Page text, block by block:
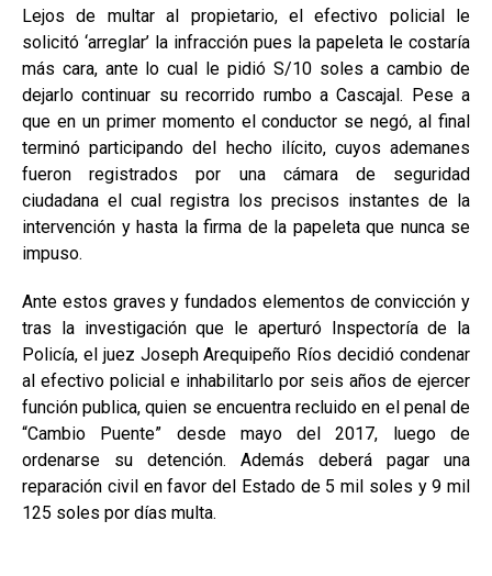
Lejos de multar al propietario, el efectivo policial le
solicitó ‘arreglar’ la infracción pues la papeleta le costaría
más cara, ante lo cual le pidió S/10 soles a cambio de
dejarlo continuar su recorrido rumbo a Cascajal. Pese a
que en un primer momento el conductor se negó, al final
terminó participando del hecho ilícito, cuyos ademanes
fueron registrados por una cámara de seguridad
ciudadana el cual registra los precisos instantes de la
intervención y hasta la firma de la papeleta que nunca se
impuso.
Ante estos graves y fundados elementos de convicción y
tras la investigación que le aperturó Inspectoría de la
Policía, el juez Joseph Arequipeño Ríos decidió condenar
al efectivo policial e inhabilitarlo por seis años de ejercer
función publica, quien se encuentra recluido en el penal de
“Cambio Puente” desde mayo del 2017, luego de
ordenarse su detención. Además deberá pagar una
reparación civil en favor del Estado de 5 mil soles y 9 mil
125 soles por días multa.